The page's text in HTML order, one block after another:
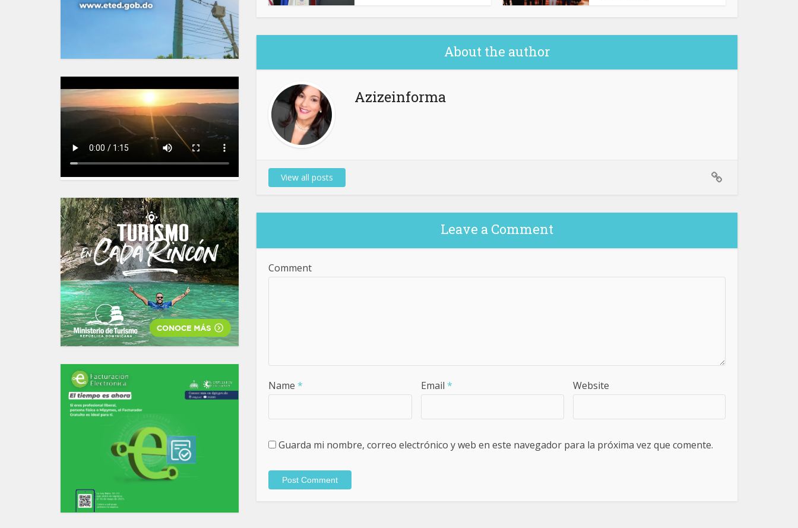
About the author
Azizeinforma
View all posts
Leave a Comment
Comment
Name * Email * Website
Guarda mi nombre, correo electrónico y web en este navegador para la próxima vez que comente.